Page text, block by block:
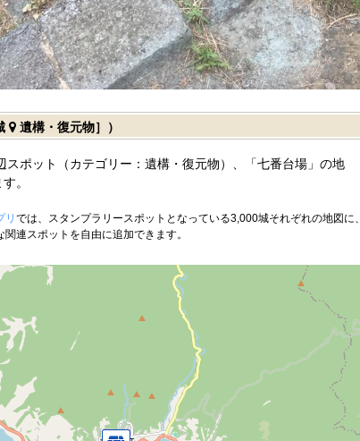
遺構・復元物］）
ポット（カテゴリー：遺構・復元物）、「七番台場」の地
。
リ では、スタンプラリースポットとなっている3,000城それぞれの地図に、
連スポットを自由に追加できます。